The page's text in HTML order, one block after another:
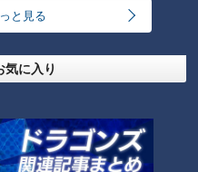
と見る
気に入り
特に大切です。そういうこと
覧になった方から、『井上流
たいや』とよう言われるんで
、斜めに一直線というふう
りのように大勢で舞う場合に
う。